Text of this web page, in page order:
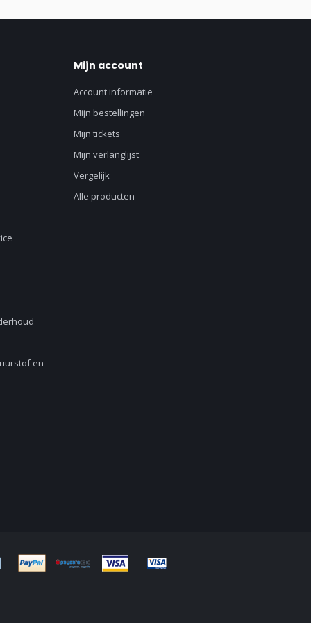
en
Mijn account
Account informatie
Mijn bestellingen
Mijn tickets
Mijn verlanglijst
Vergelijk
Alle producten